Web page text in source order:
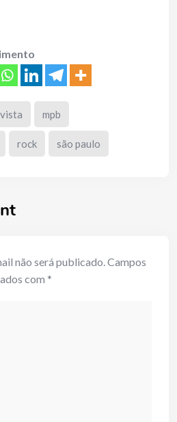
mpb
rock são paulo
não será publicado.Campos
com *